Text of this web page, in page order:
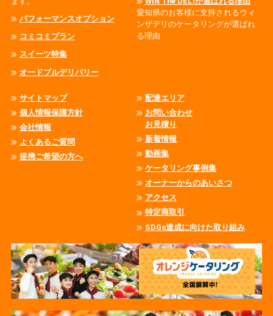
パフォーマンスオプション
コミコミプラン
スイーツ特集
オードブルデリバリー
愛知県のお客様に支持されるウィ
ンザデリのケータリングが選ばれ
る理由
サイトマップ
個人情報保護方針
会社情報
よくあるご質問
提携ご希望の方へ
配達エリア
お問い合わせ
お見積り
新着情報
動画集
ケータリング事例集
オーナーからのあいさつ
アクセス
特定商取引
SDGs達成に向けた取り組み